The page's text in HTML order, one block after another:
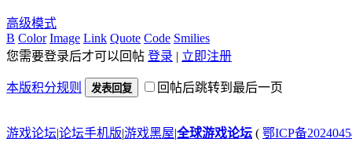
高级模式
B Color Image Link Quote Code Smilies
您需要登录后才可以回帖 登录 | 立即注册
本版积分规则 发表回复 回帖后跳转到最后一页
游戏论坛|论坛手机版|游戏黑屋|全球游戏论坛 ( 鄂ICP备